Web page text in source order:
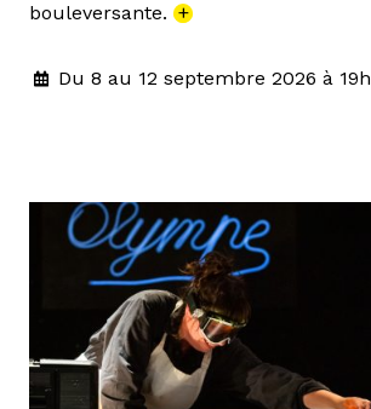
bouleversante. +
Du 8 au 12 septembre 2026 à 19h